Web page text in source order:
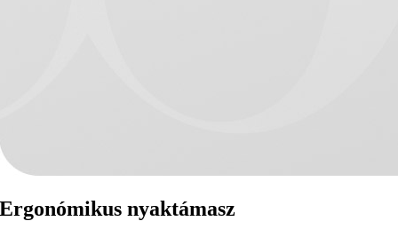
Ergonómikus nyaktámasz